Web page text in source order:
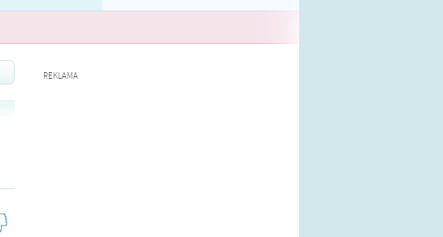
REKLAMA